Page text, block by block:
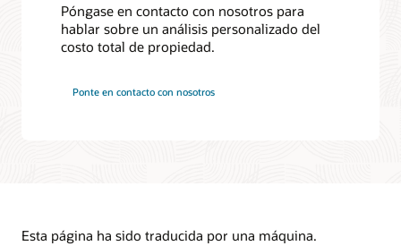
Póngase en contacto con nosotros para
hablar sobre un análisis personalizado del
costo total de propiedad.
Ponte en contacto con nosotros
Esta página ha sido traducida por una máquina.